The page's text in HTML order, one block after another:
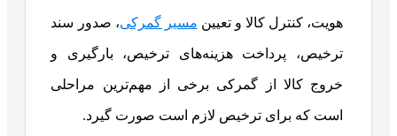
هویت، کنترل کالا و تعیین مسیر گمرکی، صدور سند
ترخیص، پرداخت هزینه‌های ترخیص، بارگیری و
خروج کالا از گمرکی برخی از مهم‌ترین مراحلی
است که برای ترخیص لازم است صورت گیرد.